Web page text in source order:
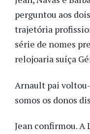
perguntou aos
trajetória
série de nomes
relojoaria suíça
Arnault pai
somos os donos
Jean confirmou. A